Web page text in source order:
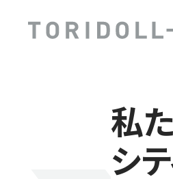
私
シ